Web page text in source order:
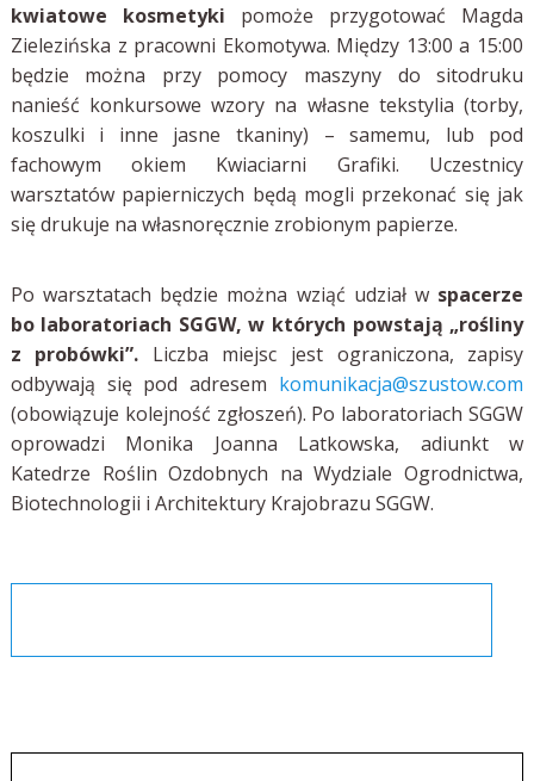
kwiatowe kosmetyki pomoże przygotować Magda
Zielezińska z pracowni Ekomotywa. Między 13:00 a 15:00
będzie można przy pomocy maszyny do sitodruku
nanieść konkursowe wzory na własne tekstylia (torby,
koszulki i inne jasne tkaniny) – samemu, lub pod
fachowym okiem Kwiaciarni Grafiki. Uczestnicy
warsztatów papierniczych będą mogli przekonać się jak
się drukuje na własnoręcznie zrobionym papierze.
Po warsztatach będzie można wziąć udział w spacerze
bo laboratoriach SGGW, w których powstają „rośliny
z probówki”. Liczba miejsc jest ograniczona, zapisy
odbywają się pod adresem komunikacja@szustow.com
(obowiązuje kolejność zgłoszeń). Po laboratoriach SGGW
oprowadzi Monika Joanna Latkowska, adiunkt w
Katedrze Roślin Ozdobnych na Wydziale Ogrodnictwa,
Biotechnologii i Architektury Krajobrazu SGGW.